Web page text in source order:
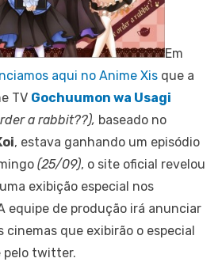
Em
aqui no Anime Xis que a
TV Gochuumon wa Usagi
a rabbit??), baseado no
, estava ganhando um episódio
(25/09), o site oficial revelou
exibição especial nos
equipe de produção irá anunciar
cinemas que exibirão o especial
pelo twitter.